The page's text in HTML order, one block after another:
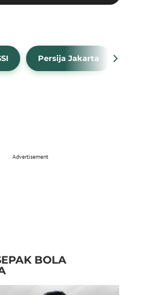
Persija Jakarta
Advertisement
BOLA